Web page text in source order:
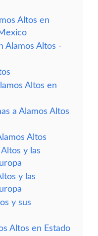
Altos en
Alamos Altos -
Altos en
a Alamos Altos
Altos
y las
y las
y sus
Altos en Estado